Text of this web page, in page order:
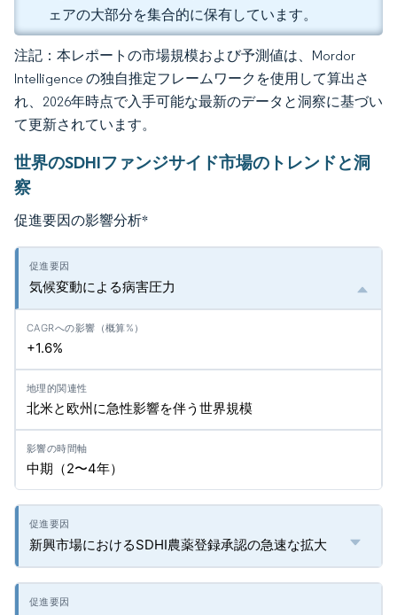
ェアの大部分を集合的に保有しています。
注記：本レポートの市場規模および予測値は、Mordor
Intelligence の独自推定フレームワークを使用して算出さ
れ、2026年時点で入手可能な最新のデータと洞察に基づい
て更新されています。
世界のSDHIファンジサイド市場のトレンドと洞
察
促進要因の影響分析*
気候変動による病害圧力
+1.6%
北米と欧州に急性影響を伴う世界規模
中期（2〜4年）
新興市場におけるSDHI農薬登録承認の急速な拡大